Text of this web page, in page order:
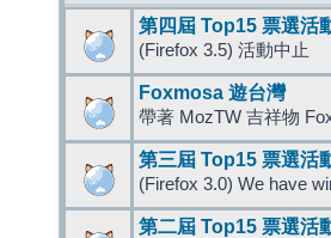
第四屆 Top15 票選活
(Firefox 3.5) 活動中止
Foxmosa 遊台灣
帶著 MozTW 吉祥物
第三屆 Top15 票選活
(Firefox 3.0) We have
第二屆 Top15 票選活